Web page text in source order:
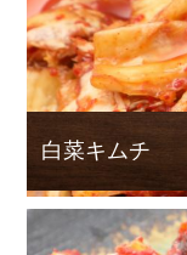
白菜キムチ